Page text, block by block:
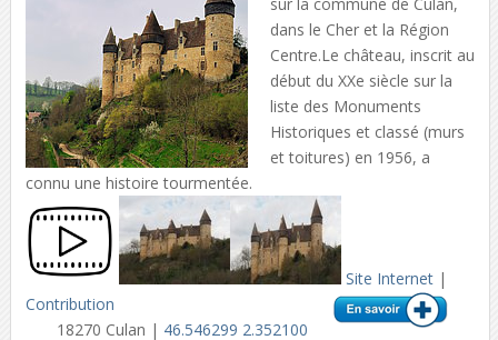
dans le Cher et la Région
Centre.Le château, inscrit au
début du XXe siècle sur la
liste des Monuments
Historiques et classé (murs
et toitures) en 1956, a
connu une histoire tourmentée.
Site Internet|
Contribution
18270 Culan | 46.546299 2.352100